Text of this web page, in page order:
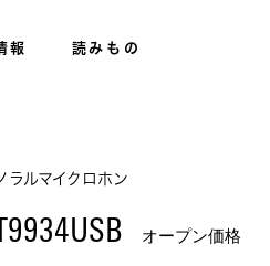
報 読みもの
ラルマイクロホン
オープン価格